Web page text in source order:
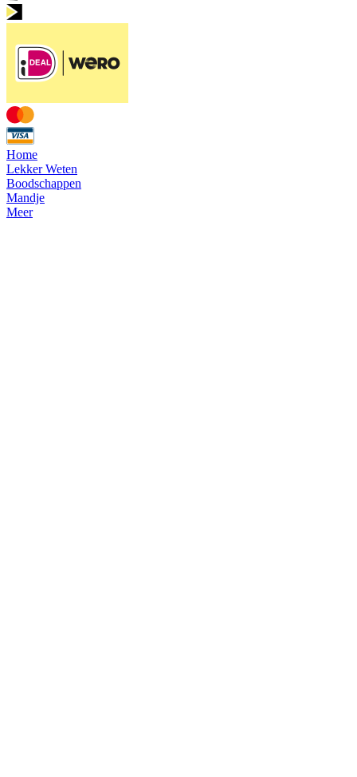
Home
Lekker Weten
Boodschappen
Mandje
Meer